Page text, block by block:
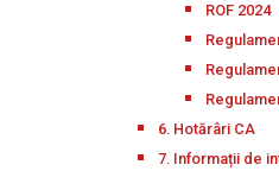
ROF 2024
6. Hotărâri CA
7. Informații de